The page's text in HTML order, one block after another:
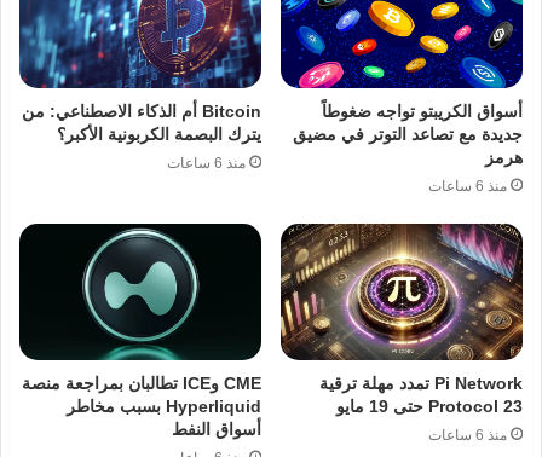
أسواق الكريبتو تواجه ضغوطاً
جديدة مع تصاعد التوتر في مضيق
هرمز
منذ 6 ساعات
Bitcoin أم الذكاء الاصطناعي: من
يترك البصمة الكربونية الأكبر؟
منذ 6 ساعات
Pi Network تمدد مهلة ترقية
Protocol 23 حتى 19 مايو
منذ 6 ساعات
CME وICE تطالبان بمراجعة منصة
Hyperliquid بسبب مخاطر
أسواق النفط